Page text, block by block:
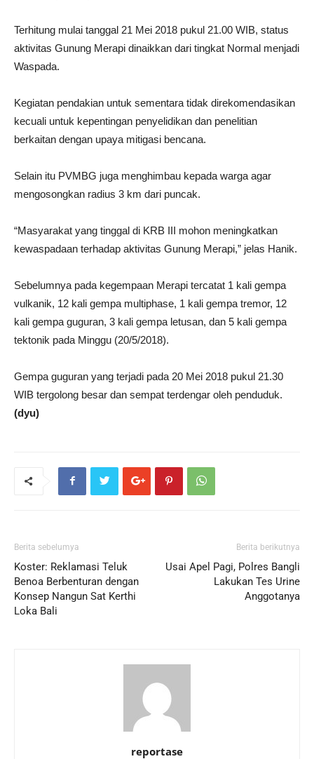
Terhitung mulai tanggal 21 Mei 2018 pukul 21.00 WIB, status
aktivitas Gunung Merapi dinaikkan dari tingkat Normal menjadi
Waspada.
Kegiatan pendakian untuk sementara tidak direkomendasikan
kecuali untuk kepentingan penyelidikan dan penelitian
berkaitan dengan upaya mitigasi bencana.
Selain itu PVMBG juga menghimbau kepada warga agar
mengosongkan radius 3 km dari puncak.
“Masyarakat yang tinggal di KRB III mohon meningkatkan
kewaspadaan terhadap aktivitas Gunung Merapi,” jelas Hanik.
Sebelumnya pada kegempaan Merapi tercatat 1 kali gempa
vulkanik, 12 kali gempa multiphase, 1 kali gempa tremor, 12
kali gempa guguran, 3 kali gempa letusan, dan 5 kali gempa
tektonik pada Minggu (20/5/2018).
Gempa guguran yang terjadi pada 20 Mei 2018 pukul 21.30
WIB tergolong besar dan sempat terdengar oleh penduduk.
(dyu)
Berita sebelumya
Koster: Reklamasi Teluk
Benoa Berbenturan dengan
Konsep Nangun Sat Kerthi
Loka Bali
Berita berikutnya
Usai Apel Pagi, Polres Bangli
Lakukan Tes Urine
Anggotanya
reportase